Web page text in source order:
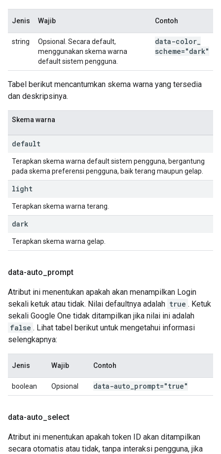
Jenis Wajib Contoh
string
Opsional. Secara default,
menggunakan skema warna
default sistem pengguna.
data-color
scheme="dark"
Tabel berikut mencantumkan skema warna yang tersedia
dan deskripsinya.
Skema warna
default
Terapkan skema warna default sistem pengguna, bergantung
pada skema preferensi pengguna, baik terang maupun gelap.
light
Terapkan skema warna terang.
dark
Terapkan skema warna gelap.
data-auto prompt
Atribut ini menentukan apakah akan menampilkan Login
sekali ketuk atau tidak. Nilai defaultnya adalah true . Ketuk
sekali Google One tidak ditampilkan jika nilai ini adalah
false . Lihat tabel berikut untuk mengetahui informasi
selengkapnya:
Jenis Wajib Contoh
boolean Opsional data-auto prompt="true"
data-auto select
Atribut ini menentukan apakah token ID akan ditampilkan
secara otomatis atau tidak, tanpa interaksi pengguna, jika